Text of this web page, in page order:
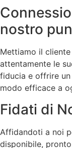
nostro
Mettiamo il
attentamente le
fiducia e offrire
modo efficace a
Fidati di
Affidandoti a noi
disponibile,